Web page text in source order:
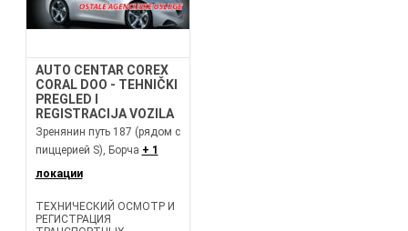
AUTO CENTAR COREX
CORAL DOO - TEHNIČKI
PREGLED I
REGISTRACIJA VOZILA
Зренянин путь 187 (рядом с
пиццерией S), Борча + 1
локации
ТЕХНИЧЕСКИЙ ОСМОТР И
РЕГИСТРАЦИЯ